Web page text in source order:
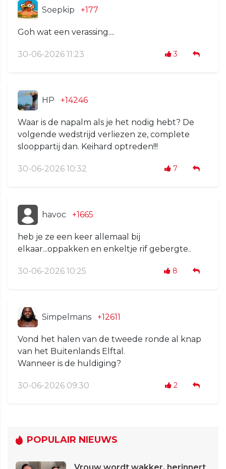
Soepkip +177
Goh wat een verassing....
30-06-2026 11:23 3
HP +14246
Waar is de napalm als je het nodig hebt? De
volgende wedstrijd verliezen ze, complete
slooppartij dan. Keihard optreden!!!
30-06-2026 10:32 7
havoc +1665
heb je ze een keer allemaal bij
elkaar...oppakken en enkeltje rif gebergte..
30-06-2026 10:25 8
Simpelmans +12611
Vond het halen van de tweede ronde al knap
van het Buitenlands Elftal.
Wanneer is de huldiging?
30-06-2026 09:30 2
POPULAIR NIEUWS